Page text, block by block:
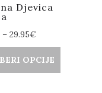
Djevica
– 29.95€
OPCIJE